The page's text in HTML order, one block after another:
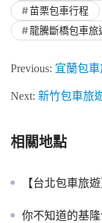
苗栗包車行程
龍騰斷橋包車旅
Previous: 宜蘭包
Next: 新竹包車旅遊
相關地點
【台北包車旅遊】外國
你不知道的基